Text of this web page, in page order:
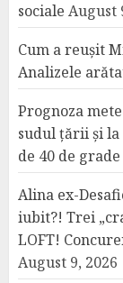
sociale August
Cum a reușit
Analizele
Prognoza
sudul țării și
de 40 de grade
Alina ex-
iubit?! Trei
LOFT!
August 9, 2026